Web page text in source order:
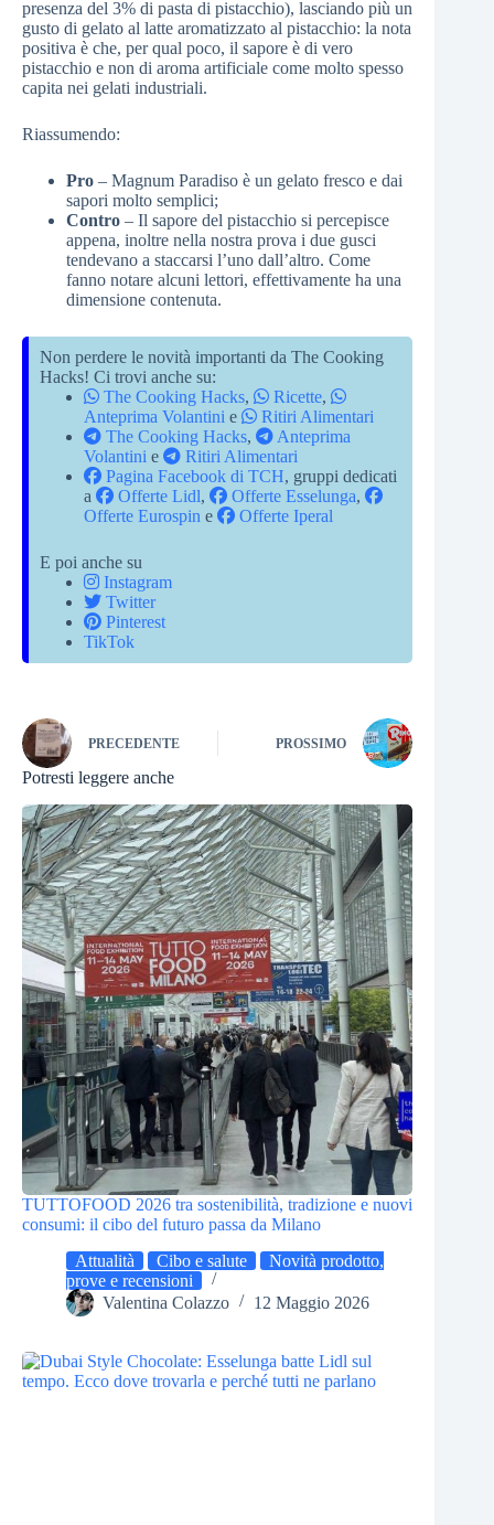
presenza del 3% di pasta di pistacchio), lasciando più un
gusto di gelato al latte aromatizzato al pistacchio: la nota
positiva è che, per qual poco, il sapore è di vero
pistacchio e non di aroma artificiale come molto spesso
capita nei gelati industriali.
Riassumendo:
Pro – Magnum Paradiso è un gelato fresco e dai
sapori molto semplici;
Contro – Il sapore del pistacchio si percepisce
appena, inoltre nella nostra prova i due gusci
tendevano a staccarsi l’uno dall’altro. Come
fanno notare alcuni lettori, effettivamente ha una
dimensione contenuta.
Non perdere le novità importanti da The Cooking
Hacks! Ci trovi anche su:
The Cooking Hacks, Ricette,
Anteprima Volantini e
Ritiri Alimentari
The Cooking Hacks,
Anteprima
Volantini e
Ritiri Alimentari
Pagina Facebook di TCH, gruppi dedicati
a
Offerte Lidl, Offerte Esselunga,
Offerte Eurospin e Offerte Iperal
E poi anche su
Instagram
Twitter
Pinterest
TikTok
PRECEDENTE PROSSIMO
Potresti leggere anche
TUTTOFOOD 2026 tra sostenibilità, tradizione e nuovi
consumi: il cibo del futuro passa da Milano
Attualità
Cibo e salute
Novità prodotto,
prove e recensioni
Valentina Colazzo
12 Maggio 2026